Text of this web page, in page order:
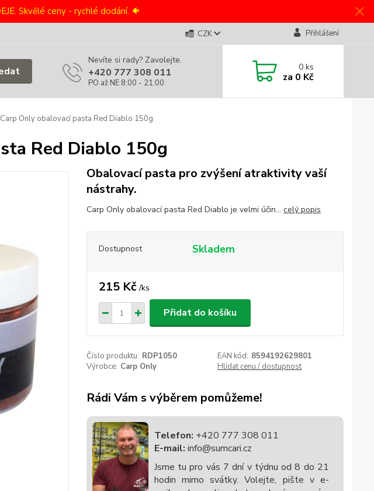
Skvělé ceny - rychlé dodání. 🐠
CZK Přihlášení
Nevíte si rady? Zavolejte.
+420 777 308 011
PO až NE 8:00 - 21:00
0ks
za 0 Kč
Carp Only obalovací pasta Red Diablo 150g
Red Diablo 150g
Obalovací pasta pro zvýšení atraktivity vaší
nástrahy.
Carp Only obalovací pasta Red Diablo je velmi účin... celý popis
Dostupnost Skladem
215 Kč /ks
Přidat do košíku
Číslo produktu: RDP1050 EAN kód: 8594192629801
Výrobce: Carp Only Hlídat cenu / dostupnost
Rádi Vám s výběrem pomůžeme!
Telefon: +420 777 308 011
E-mail: info@sumcari.cz
Jsme tu pro vás 7 dní v týdnu od 8 do 21
hodin mimo svátky. Volejte, pište v e-